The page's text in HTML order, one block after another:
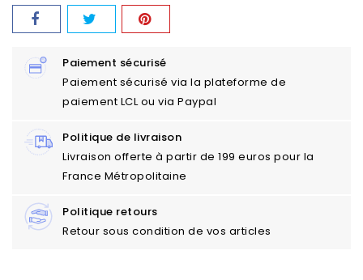
Paiement sécurisé
Paiement sécurisé via la plateforme de
paiement LCL ou via Paypal
Politique de livraison
Livraison offerte à partir de 199 euros pour la
France Métropolitaine
Politique retours
Retour sous condition de vos articles